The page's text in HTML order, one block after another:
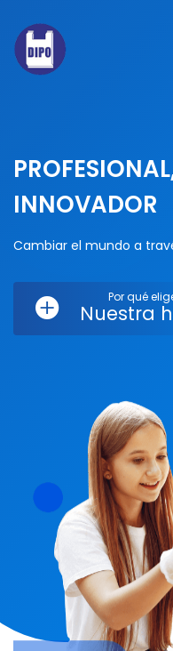
INNOVADOR
Cambiar el mundo a
Por qué
Nuestra